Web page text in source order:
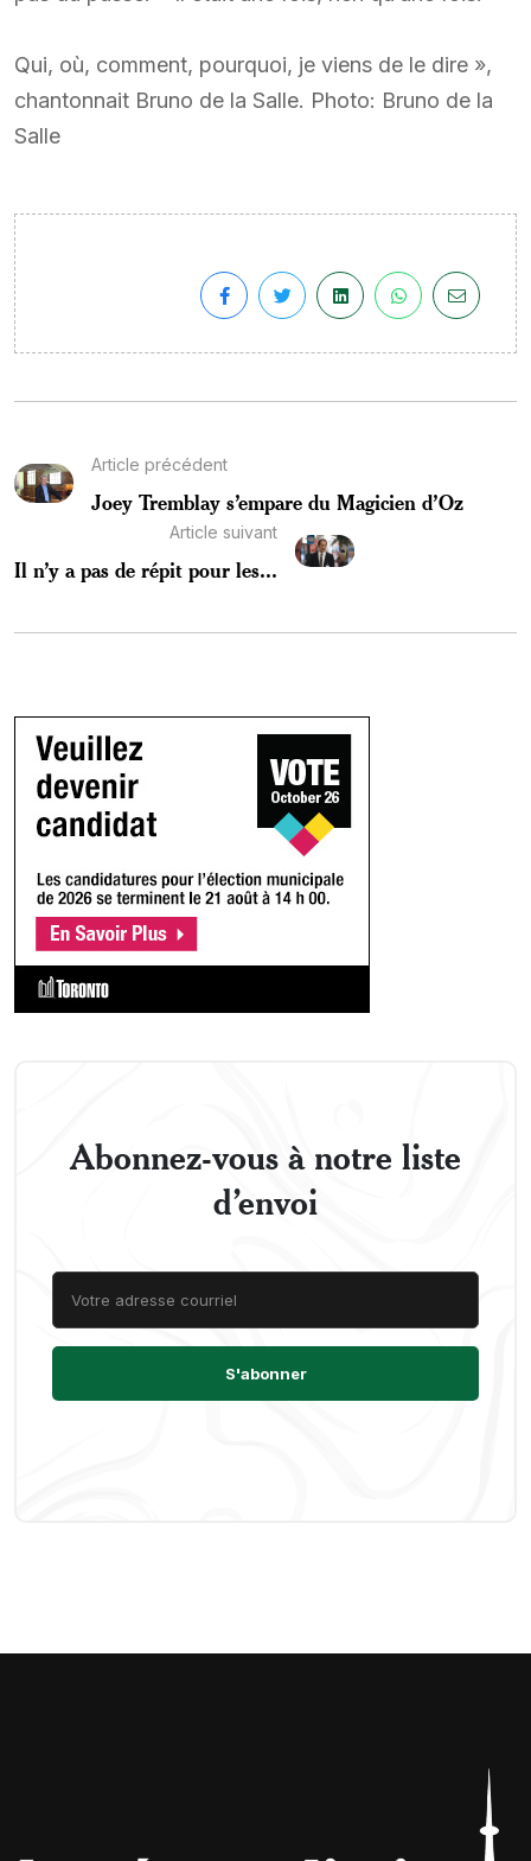
Qui, où, comment, pourquoi, je viens de le dire »,
chantonnait Bruno de la Salle. Photo: Bruno de la
Salle
Article précédent
Joey Tremblay s’empare du Magicien d’Oz
Article suivant
Il n’y a pas de répit pour les...
Abonnez-vous à notre liste
d’envoi